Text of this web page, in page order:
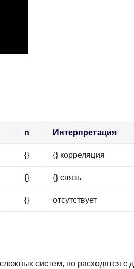
n Интерпретация
{} {} корреляция
{} {} связь
{} отсутствует
систем, но расходятся с